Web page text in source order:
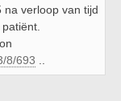
na verloop van tijd
8/693